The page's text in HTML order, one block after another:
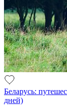
Беларусь:
дней)